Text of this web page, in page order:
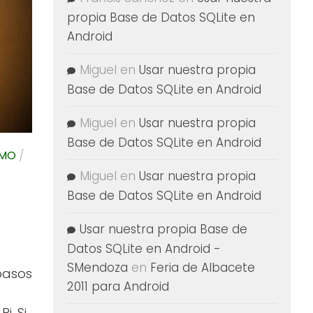
/
propia Base de Datos SQLite en
Android
Miguel en Usar nuestra propia
Base de Datos SQLite en Android
Miguel en Usar nuestra propia
Base de Datos SQLite en Android
Miguel en Usar nuestra propia
Base de Datos SQLite en Android
Usar nuestra propia Base de
Datos SQLite en Android -
SMendoza en Feria de Albacete
2011 para Android